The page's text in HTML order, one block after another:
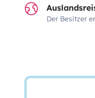
Der Besitzer